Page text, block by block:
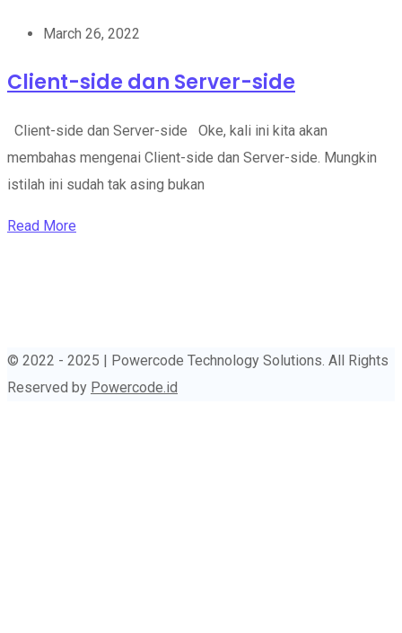
March 26, 2022
Client-side dan Server-side
Client-side dan Server-side Oke, kali ini kita akan
membahas mengenai Client-side dan Server-side. Mungkin
istilah ini sudah tak asing bukan
Read More
© 2022 - 2025 | Powercode Technology Solutions. All Rights
Reserved by Powercode.id